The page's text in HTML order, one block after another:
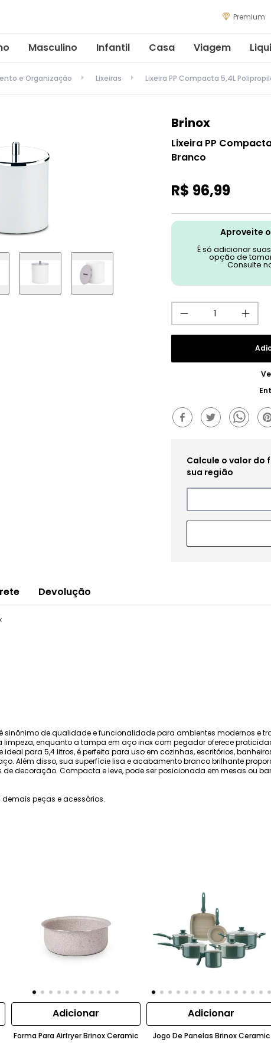
Premium
Masculino Infantil Casa Viagem
e Organização Lixeiras Lixeira PP Compacta 5,4L
Brinox
Lixeira PP
Branco
R$ 96,99
Aproveite
É só adicionar
opção de
Consulte
Devolução
é sinônimo de qualidade e funcionalidade para ambientes modernos e
enquanto a tampa em aço inox com pegador oferece
para 5,4 litros, é perfeita para uso em cozinhas, escritórios,
Além disso, sua superfície lisa e acabamento branco brilhante
de decoração. Compacta e leve, pode ser posicionada em mesas ou
peças e acessórios.
Adicionar
Forma Para Airfryer Brinox Ceramic
Adicionar
Jogo De Panelas Brinox Ceramic